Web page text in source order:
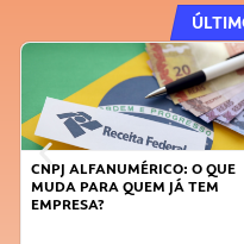
DICAS PARA OBTER